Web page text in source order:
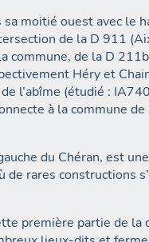
moitié ouest avec le
commune, de la D
l’abîme (étudié :
à la commune
du Chéran, est
rares constructions
première partie de la